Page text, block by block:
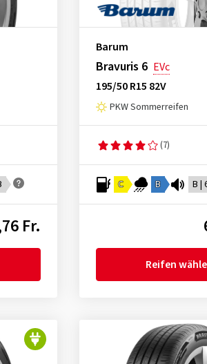
Fr.
Barum
Bravuris 6 EVc
195/50 R15 82V
PKW Sommerreifen
(7)
C B B |
Reifen